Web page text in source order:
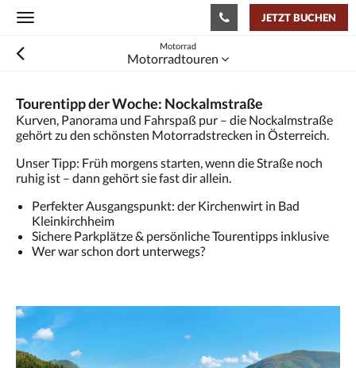
Toggle
JETZT BUCHEN
Motorrad
Motorradtouren
Tourentipp der Woche: Nockalmstraße
Kurven, Panorama und Fahrspaß pur – die Nockalmstraße
gehört zu den schönsten Motorradstrecken in Österreich.
Unser Tipp: Früh morgens starten, wenn die Straße noch
ruhig ist – dann gehört sie fast dir allein.
Perfekter Ausgangspunkt: der Kirchenwirt in Bad
Kleinkirchheim
Sichere Parkplätze & persönliche Tourentipps inklusive
Wer war schon dort unterwegs?